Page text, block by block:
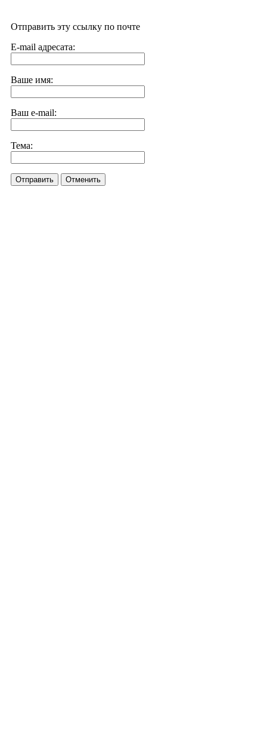
Отправить эту ссылку по почте
E-mail адресата:
Ваше имя:
Ваш e-mail:
Тема:
Отправить Отменить